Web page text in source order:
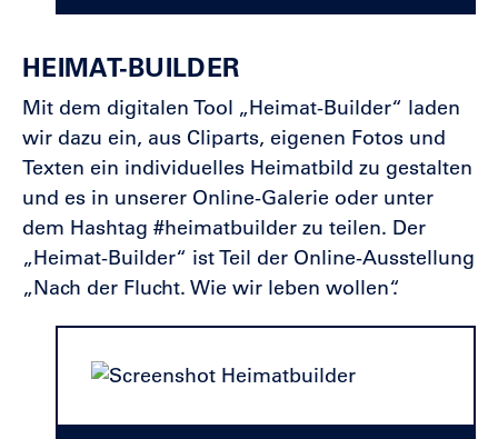
HEIMAT-BUILDER
Mit dem digitalen Tool „Heimat-Builder“ laden
wir dazu ein, aus Cliparts, eigenen Fotos und
Texten ein individuelles Heimatbild zu gestalten
und es in unserer Online-Galerie oder unter
dem Hashtag #heimatbuilder zu teilen. Der
„Heimat-Builder“ ist Teil der Online-Ausstellung
„Nach der Flucht. Wie wir leben wollen“.